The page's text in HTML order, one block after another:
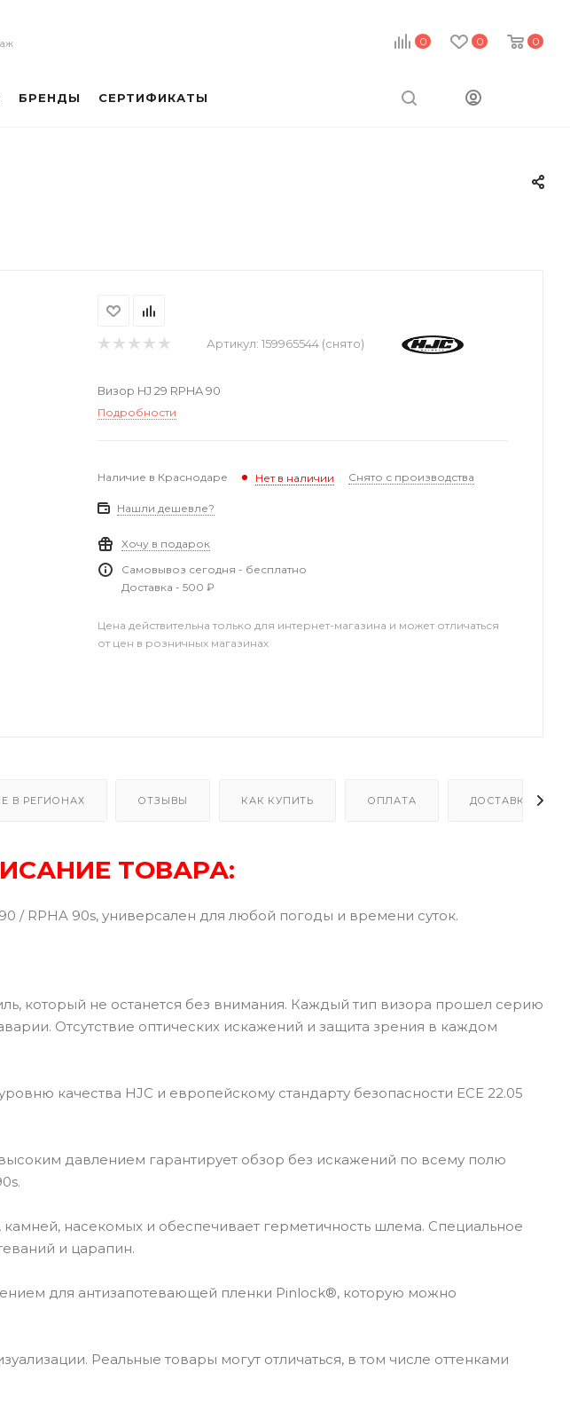
0 0 0
БРЕНДЫ СЕРТИФИКАТЫ
Артикул: 159965544 (снято)
Визор HJ 29 RPHA 90
Подробности
Наличие в Краснодаре Нет в наличии Снято с производства
Нашли дешевле?
Хочу в подарок
Самовывоз сегодня - бесплатно
Доставка - 500 ₽
Цена действительна только для интернет-магазина и может отличаться
от цен в розничных магазинах
В РЕГИОНАХ ОТЗЫВЫ КАК КУПИТЬ ОПЛАТА ДОСТАВКА
ТОВАРА:
/ RPHA 90s, универсален для любой погоды и времени суток.
который не останется без внимания. Каждый тип визора прошел серию
Отсутствие оптических искажений и защита зрения в каждом
качества HJC и европейскому стандарту безопасности ECE 22.05
давлением гарантирует обзор без искажений по всему полю
насекомых и обеспечивает герметичность шлема. Специальное
и царапин.
для антизапотевающей пленки Pinlock®, которую можно
Реальные товары могут отличаться, в том числе оттенками